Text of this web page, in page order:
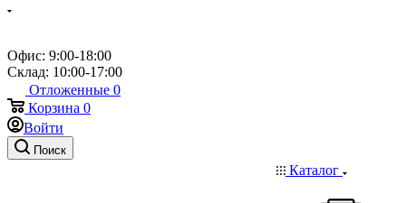
Офис: 9:00-18:00
Склад: 10:00-17:00
Отложенные 0
Корзина 0
Войти
Поиск
Каталог